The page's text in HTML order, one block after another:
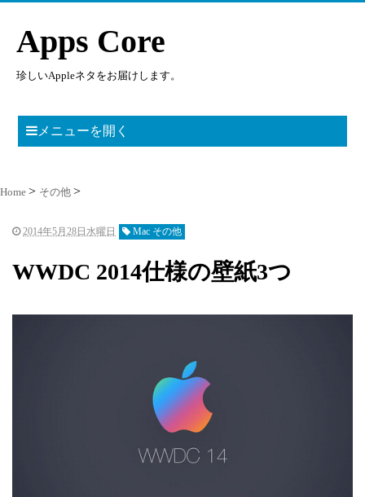
Apps Core
珍しいAppleネタをお届けします。
メニューを開く
Home その他
2014年5月28日水曜日 Mac その他
WWDC 2014仕様の壁紙3つ